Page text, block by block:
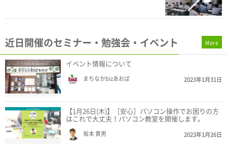
近日開催のセミナー・勉強会・イベント
イベント情報について
まちなかbizあおば 2023年1月31日
【1月26日(木)】［安心］パソコン操作でお困りの方
はこれで大丈夫！パソコン教室を開催します。
坂本 貴男 2023年1月26日
More